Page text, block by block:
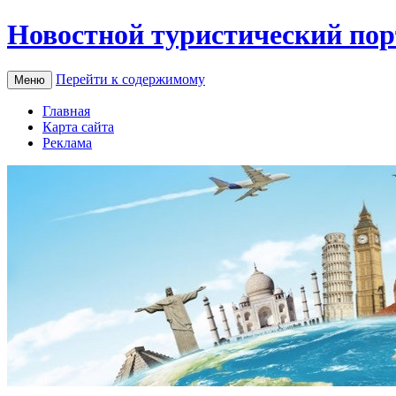
Новостной туристический
Меню Перейти к содержимому
Главная
Карта сайта
Реклама